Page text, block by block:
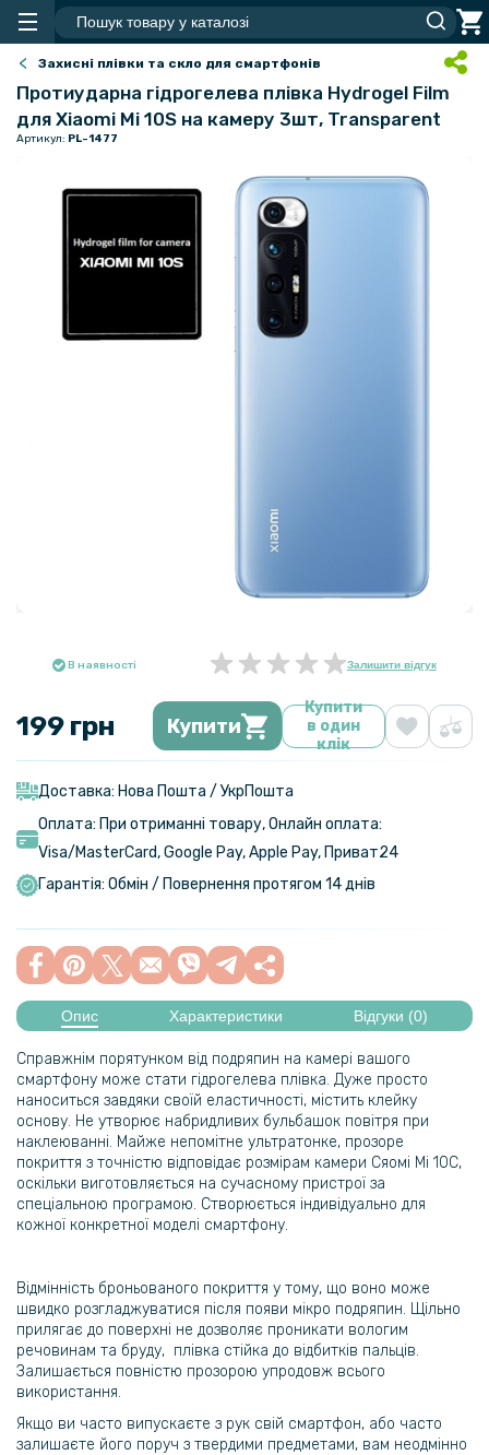
Захисні плівки та скло для смартфонів
Протиударна гідрогелева плівка Hydrogel Film
для Xiaomi Mi 10S на камеру 3шт, Transparent
Артикул: PL-1477
В наявності Залишити відгук
199 грн Купити
Купити
в один
клік
Доставка: Нова Пошта / УкрПошта
Оплата: При отриманні товару, Онлайн оплата:
Visa/MasterСard, Google Pay, Apple Pay, Приват24
Гарантія: Обмін / Повернення протягом 14 днів
Опис Характеристики Відгуки (0)
Справжнім порятунком від подряпин на камері вашого
смартфону може стати гідрогелева плівка. Дуже просто
наноситься завдяки своїй еластичності, містить клейку
основу. Не утворює набридливих бульбашок повітря при
наклеюванні. Майже непомітне ультратонке, прозоре
покриття з точністю відповідає розмірам камери Сяомі Мі 10С,
оскільки виготовляється на сучасному пристрої за
спеціальною програмою. Створюється індивідуально для
кожної конкретної моделі смартфону.
Відмінність броньованого покриття у тому, що воно може
швидко розгладжуватися після появи мікро подряпин. Щільно
прилягає до поверхні не дозволяє проникати вологим
речовинам та бруду, плівка стійка до відбитків пальців.
Залишається повністю прозорою упродовж всього
використання.
Якщо ви часто випускаєте з рук свій смартфон, або часто
залишаєте його поруч з твердими предметами, вам неодмінно